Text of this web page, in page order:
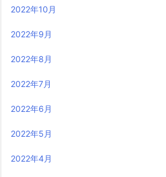
2022年10月
2022年9月
2022年8月
2022年7月
2022年6月
2022年5月
2022年4月